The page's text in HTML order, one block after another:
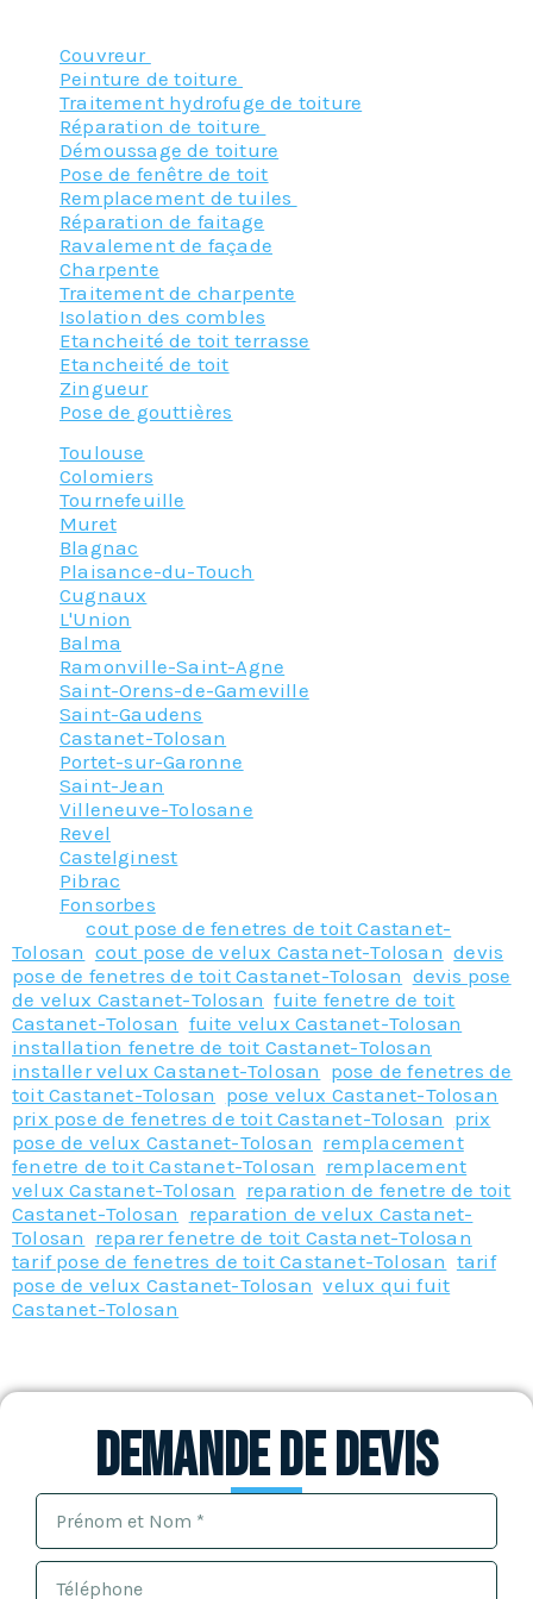
Couvreur
Peinture de toiture
Traitement hydrofuge de toiture
Réparation de toiture
Démoussage de toiture
Pose de fenêtre de toit
Remplacement de tuiles
Réparation de faitage
Ravalement de façade
Charpente
Traitement de charpente
Isolation des combles
Etancheité de toit terrasse
Etancheité de toit
Zingueur
Pose de gouttières
Toulouse
Colomiers
Tournefeuille
Muret
Blagnac
Plaisance-du-Touch
Cugnaux
L'Union
Balma
Ramonville-Saint-Agne
Saint-Orens-de-Gameville
Saint-Gaudens
Castanet-Tolosan
Portet-sur-Garonne
Saint-Jean
Villeneuve-Tolosane
Revel
Castelginest
Pibrac
Fonsorbes
Taggedcout pose de fenetres de toit Castanet-
Tolosan cout pose de velux Castanet-Tolosan ,devis
pose de fenetres de toit Castanet-Tolosan devis pose
de velux Castanet-Tolosan ,fuite fenetre de toit
Castanet-Tolosan fuite velux Castanet-Tolosan
installation fenetre de toit Castanet-Tolosan
installer velux Castanet-Tolosan pose de fenetres de
toit Castanet-Tolosan pose velux Castanet-Tolosan
prix pose de fenetres de toit Castanet-Tolosan prix
pose de velux Castanet-Tolosan remplacement
fenetre de toit Castanet-Tolosan remplacement
velux Castanet-Tolosan reparation de fenetre de toit
Castanet-Tolosan reparation de velux Castanet-
Tolosan reparer fenetre de toit Castanet-Tolosan
tarif pose de fenetres de toit Castanet-Tolosan tarif
pose de velux Castanet-Tolosan ,velux qui fuit
Castanet-Tolosan
Demande de devis